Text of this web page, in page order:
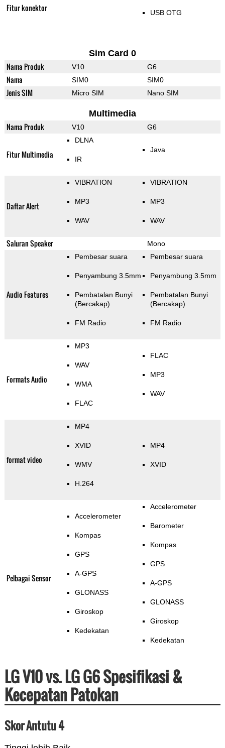
Fitur konektor USB OTG
Sim Card 0
Nama Produk V10 G6
Nama SIM0 SIM0
Jenis SIM Micro SIM Nano SIM
Multimedia
Nama Produk V10 G6
Fitur Multimedia
DLNA
IR
Java
Daftar Alert
VIBRATION
MP3
WAV
VIBRATION
MP3
WAV
Saluran Speaker Mono
Audio Features
Pembesar suara
Penyambung 3.5mm
Pembatalan Bunyi
(Bercakap)
FM Radio
Pembesar suara
Penyambung 3.5mm
Pembatalan Bunyi
(Bercakap)
FM Radio
Formats Audio
MP3
WAV
WMA
FLAC
FLAC
MP3
WAV
format video
MP4
XVID
WMV
H.264
MP4
XVID
Pelbagai Sensor
Accelerometer
Kompas
GPS
A-GPS
GLONASS
Giroskop
Kedekatan
Accelerometer
Barometer
Kompas
GPS
A-GPS
GLONASS
Giroskop
Kedekatan
LG V10 vs. LG G6 Spesifikasi &
Kecepatan Patokan
Skor Antutu 4